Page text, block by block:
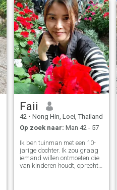
Faii
42 • Nong Hin, Loei, Thailand
Op zoek naar: Man 42 - 57
Ik ben tuinman met een 10-
jarige dochter. Ik zou graag
iemand willen ontmoeten die
van kinderen houdt, oprecht